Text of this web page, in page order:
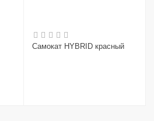
Самокат HYBRID красный